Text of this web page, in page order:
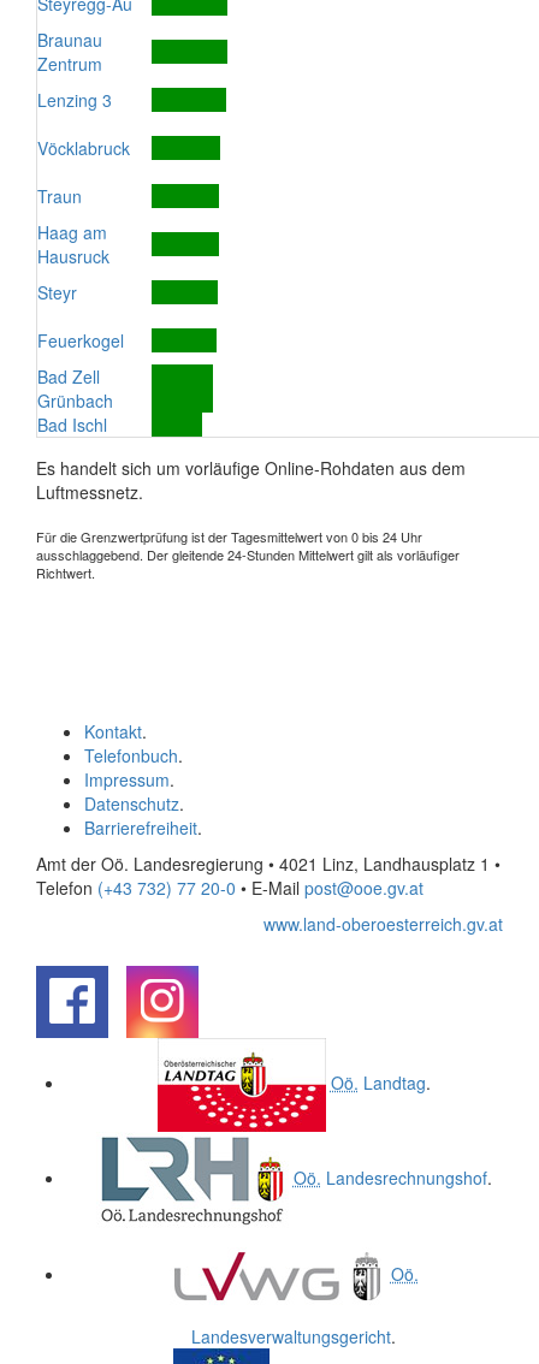
Braunau
Zentrum
Lenzing 3
Vöcklabruck
Traun
Haag am
Hausruck
Steyr
Feuerkogel
Bad Zell
Grünbach
Bad Ischl
Es handelt sich um vorläufige Online-Rohdaten aus dem
Luftmessnetz.
Für die Grenzwertprüfung ist der Tagesmittelwert von 0 bis 24 Uhr
ausschlaggebend. Der gleitende 24-Stunden Mittelwert gilt als vorläufiger
Richtwert.
Kontakt.
Telefonbuch.
Impressum.
Datenschutz.
Barrierefreiheit.
Amt der Oö. Landesregierung • 4021 Linz, Landhausplatz 1 •
Telefon (+43 732) 77 20-0 • E-Mail post@ooe.gv.at
www.land-oberoesterreich.gv.at
Oö. Landtag.
Oö. Landesrechnungshof.
Oö.
Landesverwaltungsgericht.